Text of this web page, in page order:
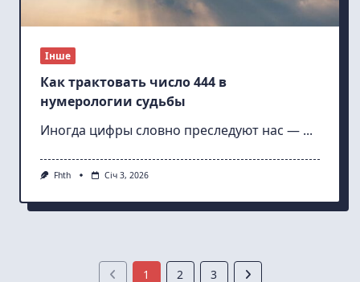
Інше
Как трактовать число 444 в
нумерологии судьбы
Иногда цифры словно преследуют нас — ...
Fhth Січ 3, 2026
1 2 3